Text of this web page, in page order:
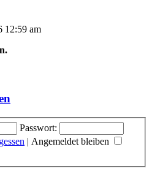
12:59 am
Passwort:
| Angemeldet bleiben